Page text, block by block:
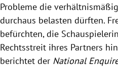
Probleme die
durchaus belasten dürften.
befürchten, die
Rechtsstreit ihres Partners
berichtet der National